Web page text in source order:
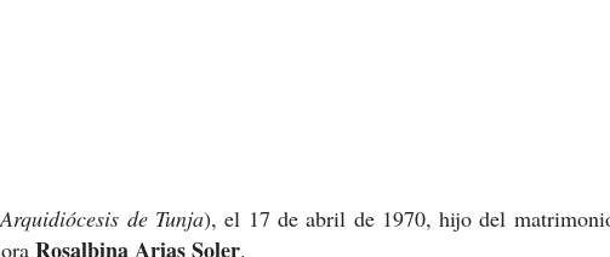
Arquidiócesis de Tunja), el 17 de abril de 1970, hijo del
Rosalbina Arias Soler.